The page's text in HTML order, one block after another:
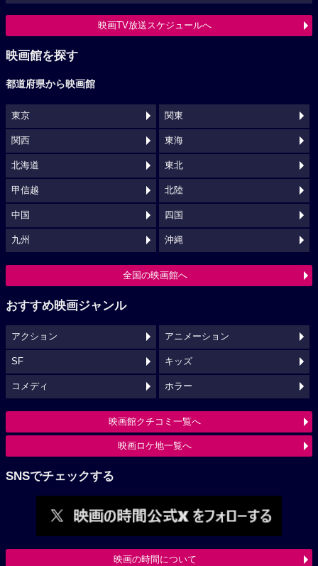
映画TV放送スケジュールへ
映画館を探す
都道府県から映画館
東京 関東
関西 東海
北海道 東北
甲信越 北陸
中国 四国
九州 沖縄
全国の映画館へ
おすすめ映画ジャンル
アクション アニメーション
SF キッズ
コメディ ホラー
映画館クチコミ一覧へ
映画ロケ地一覧へ
SNSでチェックする
映画の時間について